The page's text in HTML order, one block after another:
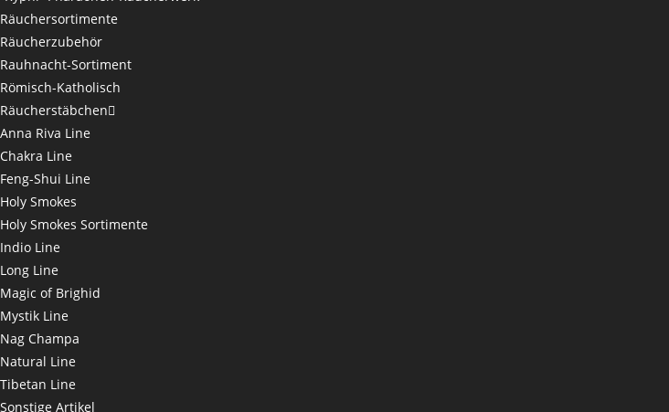
Räuchersortimente
Räucherzubehör
Rauhnacht-Sortiment
Römisch-Katholisch
Räucherstäbchen
Anna Riva Line
Chakra Line
Feng-Shui Line
Holy Smokes
Holy Smokes Sortimente
Indio Line
Long Line
Magic of Brighid
Mystik Line
Nag Champa
Natural Line
Tibetan Line
Sonstige Artikel